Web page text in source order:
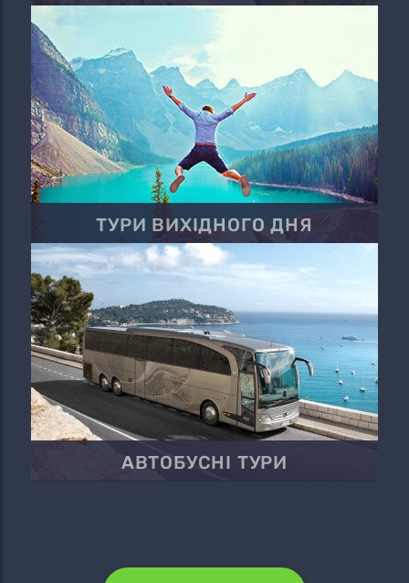
ТУРИ ВИХІДНОГО ДНЯ
АВТОБУСНІ ТУРИ